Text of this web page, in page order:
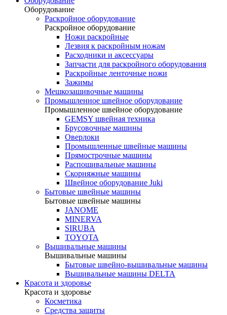
Оборудование
Раскройное оборудование
Раскройное оборудование
Ножи раскройные
Лезвия к раскройным ножам
Расходники и аксессуары
Запчасти для раскройного оборудования
Раскройные ленточные ножи
Зажимы
Мешкозашивочные машины
Промышленное швейное оборудование
Промышленное швейное оборудование
GEMSY швейная техника
Брусовочные машины
Оверлоки
Промышленные швейные машины
Прямострочные машины
Распошивальные машины
Скорняжные машины
Швейное оборудование Juki
Бытовые швейные машины
Бытовые швейные машины
JANOME
MINERVA
SIRUBA
TOYOTA
Вышивальные машины
Вышивальные машины
Бытовые швейно-вышивальные машины
Вышивальные машины DELTA
Красота и здоровье
Красота и здоровье
Косметика
Средства защиты